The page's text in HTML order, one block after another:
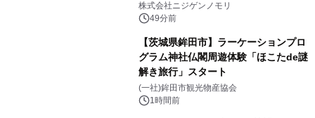
株式会社ニジゲンノモリ
49分前
【茨城県鉾田市】ラーケーションプロ
グラム神社仏閣周遊体験「ほこたde謎
解き旅行」スタート
(一社)鉾田市観光物産協会
1時間前